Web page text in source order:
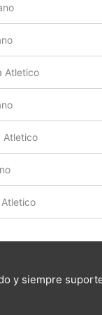
Atletico
Atletico
y siempre